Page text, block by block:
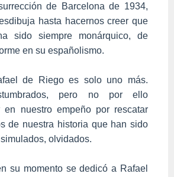
de Barcelona de 1934,
hasta hacernos creer que
sido siempre monárquico, de
en su españolismo.
de Riego es solo uno más.
pero no por ello
en nuestro empeño por rescatar
de nuestra historia que han sido
olvidados.
su momento se dedicó a Rafael